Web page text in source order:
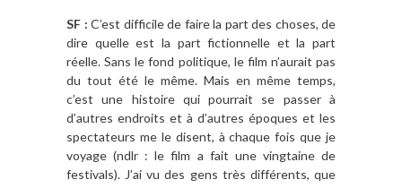
SF : C’est difficile de faire la part des choses, de
dire quelle est la part fictionnelle et la part
réelle. Sans le fond politique, le film n’aurait pas
du tout été le même. Mais en même temps,
c’est une histoire qui pourrait se passer à
d’autres endroits et à d’autres époques et les
spectateurs me le disent, à chaque fois que je
voyage (ndlr : le film a fait une vingtaine de
festivals). J’ai vu des gens très différents, que